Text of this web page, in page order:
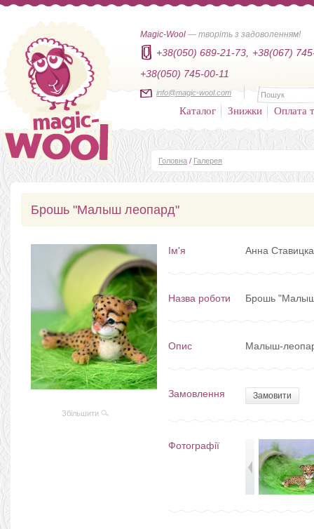
Magic-Wool — творіть з задоволенням!
+38(050) 689-21-73,
+38(067)
+38(050) 745-00-11
info@magic-wool.com
Каталог Знижки Оплата
Головна / Галерея
Брошь "Малыш леопард"
Збільшити
Ім'я Анна
Назва роботи Брошь
Опис Малыш-
Замовлення Замовити
Фотографії